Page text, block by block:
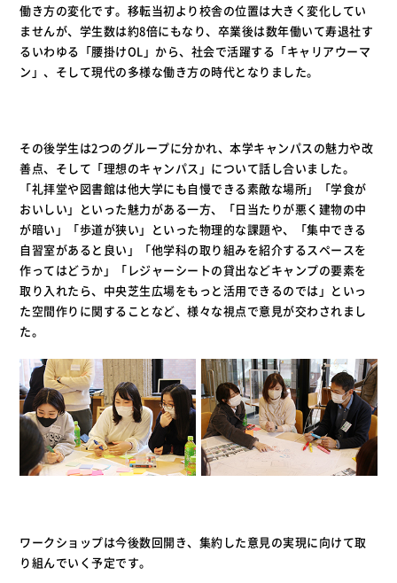
働き方の変化です。移転当初より校舎の位置は大きく変化してい
ませんが、学生数は約8倍にもなり、卒業後は数年働いて寿退社す
るいわゆる「腰掛けOL」から、社会で活躍する「キャリアウーマ
ン」、そして現代の多様な働き方の時代となりました。
その後学生は2つのグループに分かれ、本学キャンパスの魅力や改
善点、そして「理想のキャンパス」について話し合いました。
「礼拝堂や図書館は他大学にも自慢できる素敵な場所」「学食が
おいしい」といった魅力がある一方、「日当たりが悪く建物の中
が暗い」「歩道が狭い」といった物理的な課題や、「集中できる
自習室があると良い」「他学科の取り組みを紹介するスペースを
作ってはどうか」「レジャーシートの貸出などキャンプの要素を
取り入れたら、中央芝生広場をもっと活用できるのでは」といっ
た空間作りに関することなど、様々な視点で意見が交わされまし
た。
ワークショップは今後数回開き、集約した意見の実現に向けて取
り組んでいく予定です。